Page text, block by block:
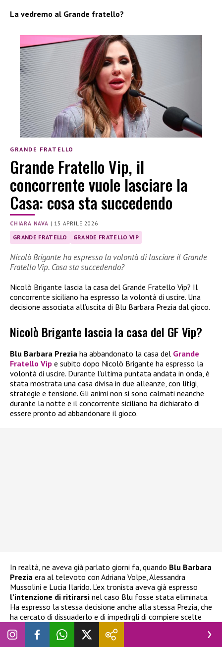
La vedremo al Grande fratello?
GRANDE FRATELLO
Grande Fratello Vip, il
concorrente vuole lasciare la
Casa: cosa sta succedendo
CHIARA NAVA | 15 APRILE 2026
GRANDE FRATELLO GRANDE FRATELLO VIP
Nicolò Brigante ha espresso la volontà di lasciare il Grande
Fratello Vip. Cosa sta succedendo?
Nicolò Brigante lascia la casa del Grande Fratello Vip? Il
concorrente siciliano ha espresso la volontà di uscire. Una
decisione associata all’uscita di Blu Barbara Prezia dal gioco.
Nicolò Brigante lascia la casa del GF Vip?
Blu Barbara Prezia ha abbandonato la casa del Grande
Fratello Vip e subito dopo Nicolò Brigante ha espresso la
volontà di uscire. Durante l’ultima puntata andata in onda, è
stata mostrata una casa divisa in due alleanze, con litigi,
strategie e tensione. Gli animi non si sono calmati neanche
durante la notte e il concorrente siciliano ha dichiarato di
essere pronto ad abbandonare il gioco.
In realtà, ne aveva già parlato giorni fa, quando Blu Barbara
Prezia era al televoto con Adriana Volpe, Alessandra
Mussolini e Lucia Ilarido. L’ex tronista aveva già espresso
l’intenzione di ritirarsi nel caso Blu fosse stata eliminata.
Ha espresso la stessa decisione anche alla stessa Prezia, che
ha cercato di dissuaderlo e di impedirgli di compiere scelte
istintive delle quali potrebbe pentirsi.